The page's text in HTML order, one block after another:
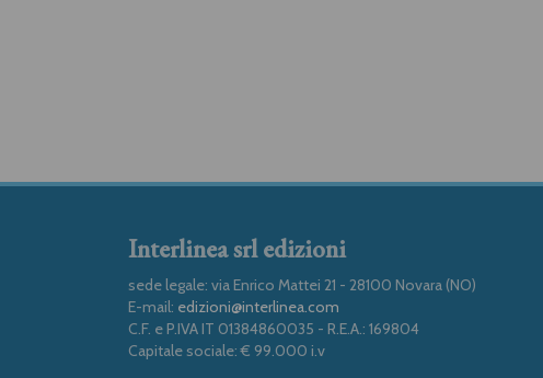
Interlinea srl edizioni
sede legale: via Enrico Mattei 21 - 28100 Novara (NO)
E-mail: edizioni@interlinea.com
C.F. e P.IVA IT 01384860035 - R.E.A.: 169804
Capitale sociale: € 99.000 i.v